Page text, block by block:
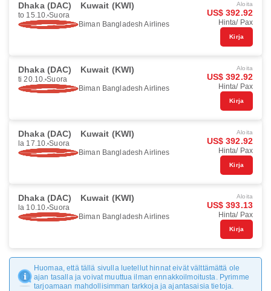
Dhaka (DAC) Kuwait (KWI)
to 15.10. Suora
Biman Bangladesh Airlines
Aloita
US$ 392.92
Hinta/ Pax
Kirja
Dhaka (DAC) Kuwait (KWI)
ti 20.10. Suora
Biman Bangladesh Airlines
Aloita
US$ 392.92
Hinta/ Pax
Kirja
Dhaka (DAC) Kuwait (KWI)
la 17.10. Suora
Biman Bangladesh Airlines
Aloita
US$ 392.92
Hinta/ Pax
Kirja
Dhaka (DAC) Kuwait (KWI)
la 10.10. Suora
Biman Bangladesh Airlines
Aloita
US$ 393.13
Hinta/ Pax
Kirja
Huomaa, että tällä sivulla luetellut hinnat eivät välttämättä ole
ajan tasalla ja voivat muuttua ilman ennakkoilmoitusta. Pyrimme
tarjoamaan mahdollisimman tarkkoja ja ajantasaisia tietoja.